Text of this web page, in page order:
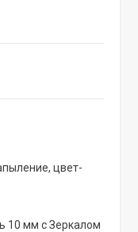
цвет-
10 мм с Зеркалом